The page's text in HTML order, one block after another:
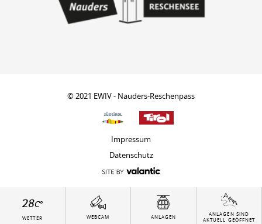
28C°
WETTER WEBCAM ANLAGEN
ANLAGEN SIND
AKTUELL GEÖFFNET
© 2021 EWIV - Nauders-Reschenpass
Impressum
Datenschutz